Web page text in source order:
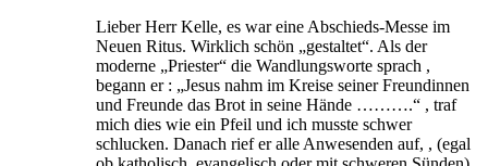
Lieber Herr Kelle, es war eine Abschieds-Messe im
Neuen Ritus. Wirklich schön „gestaltet“. Als der
moderne „Priester“ die Wandlungsworte sprach ,
begann er : „Jesus nahm im Kreise seiner Freundinnen
und Freunde das Brot in seine Hände ……….“ , traf
mich dies wie ein Pfeil und ich musste schwer
schlucken. Danach rief er alle Anwesenden auf, , (egal